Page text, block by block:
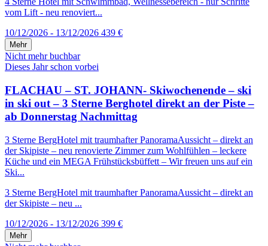
vom Lift - neu renoviert...
10/12/2026 - 13/12/2026 439 €
Mehr
Nicht mehr buchbar
Dieses Jahr schon vorbei
FLACHAU – ST. JOHANN- Skiwochenende – ski
in ski out – 3 Sterne Berghotel direkt an der Piste –
ab Donnerstag Nachmittag
3 Sterne BergHotel mit traumhafter PanoramaAussicht – direkt an
der Skipiste – neu renovierte Zimmer zum Wohlfühlen – leckere
Küche und ein MEGA Frühstücksbüffett – Wir freuen uns auf ein
Ski...
3 Sterne BergHotel mit traumhafter PanoramaAussicht – direkt an
der Skipiste – neu ...
10/12/2026 - 13/12/2026 399 €
Mehr